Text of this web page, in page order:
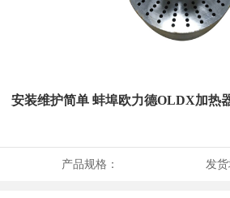
安装维护简单 蚌埠欧力德OLDX加热
产品规格： 发